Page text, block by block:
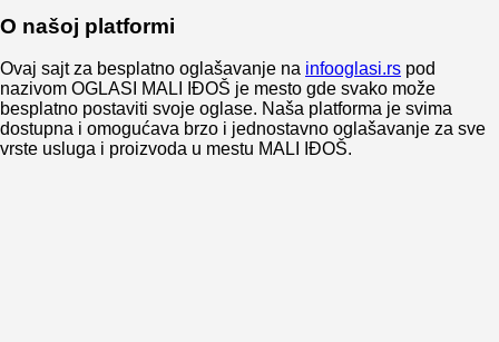
O našoj platformi
Ovaj sajt za besplatno oglašavanje na infooglasi.rs pod
nazivom OGLASI MALI IĐOŠ je mesto gde svako može
besplatno postaviti svoje oglase. Naša platforma je svima
dostupna i omogućava brzo i jednostavno oglašavanje za sve
vrste usluga i proizvoda u mestu MALI IĐOŠ.